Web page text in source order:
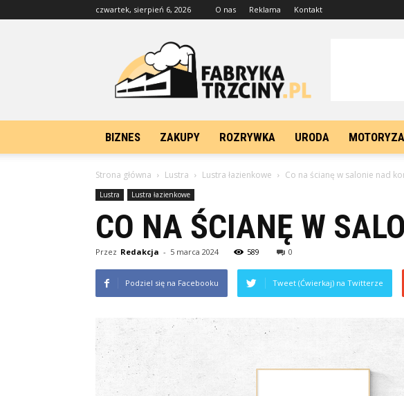
czwartek, sierpień 6, 2026 O nas Reklama Kontakt
FabrykaTrzciny.pl
BIZNES ZAKUPY ROZRYWKA URODA
Strona główna Lustra Lustra łazienkowe Co na ścianę w salonie nad
Lustra Lustra łazienkowe
CO NA ŚCIANĘ W
Przez Redakcja - 5 marca 2024 589 0
Podziel się na Facebooku Tweet (Ćwierkaj) na Twitterze